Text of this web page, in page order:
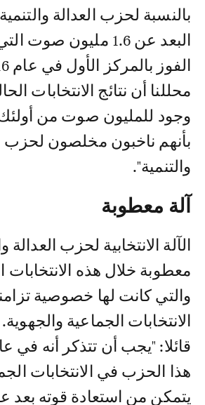
بالنسبة لحزب العدالة
البعد عن 1.6 مليون
محللنا أن نتائج الانتخابات
وجود للمليون صوت من أولئك
بأنهم ناخبون مخلصون لحزب
والتنمية".
آلة معطوبة
الآلة الانتخابية لحزب العدالة
معطوبة خلال هذه الانتخابات
والتي كانت لها خصوصية
الانتخابات الجماعية
هذا الحزب في الانتخابات
يتمكن من استعادة قوته بعد